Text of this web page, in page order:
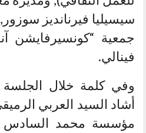
سيسيليا فيرنانديز
جمعية “كونسيرفايشن
فينالي.
وفي كلمة خلال الجلسة
أشاد السيد العربي
مؤسسة محمد السادس